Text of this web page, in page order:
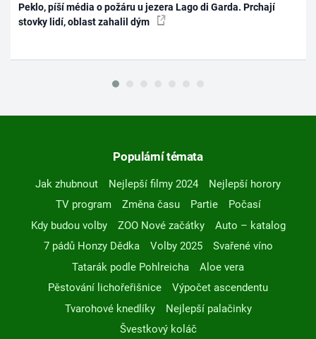
Peklo, píší média o požáru u jezera Lago di Garda. Prchají
stovky lidí, oblast zahalil dým
Populární témata
Jak zhubnout Nejlepší filmy 2024
Nejlepší horory
TV program
Změna času Partie
Počasí
Kdy budou volby
ZOO Nové začátky
Auto – katalog
7 pádů Honzy Dědka
Volby 2025
Svařené víno
Tatarák podle Pohlreicha
Aloe vera
Pěstování lichořeřišnice
Výpočet ascendentu
Tvarohové knedlíky
Nejlepší palačinky
Švestkový koláč